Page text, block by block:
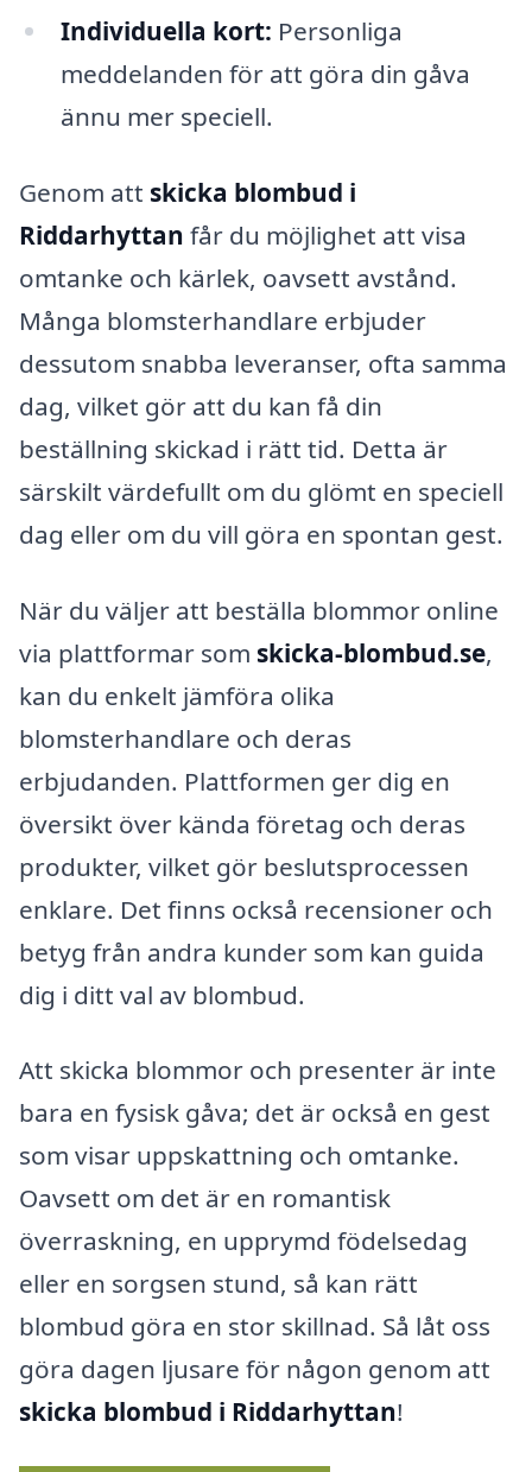
Individuella kort: Personliga
meddelanden för att göra din gåva
ännu mer speciell.
Genom att skicka blombud i
Riddarhyttan får du möjlighet att visa
omtanke och kärlek, oavsett avstånd.
Många blomsterhandlare erbjuder
dessutom snabba leveranser, ofta samma
dag, vilket gör att du kan få din
beställning skickad i rätt tid. Detta är
särskilt värdefullt om du glömt en speciell
dag eller om du vill göra en spontan gest.
När du väljer att beställa blommor online
via plattformar som skicka-blombud.se,
kan du enkelt jämföra olika
blomsterhandlare och deras
erbjudanden. Plattformen ger dig en
översikt över kända företag och deras
produkter, vilket gör beslutsprocessen
enklare. Det finns också recensioner och
betyg från andra kunder som kan guida
dig i ditt val av blombud.
Att skicka blommor och presenter är inte
bara en fysisk gåva; det är också en gest
som visar uppskattning och omtanke.
Oavsett om det är en romantisk
överraskning, en upprymd födelsedag
eller en sorgsen stund, så kan rätt
blombud göra en stor skillnad. Så låt oss
göra dagen ljusare för någon genom att
skicka blombud i Riddarhyttan!